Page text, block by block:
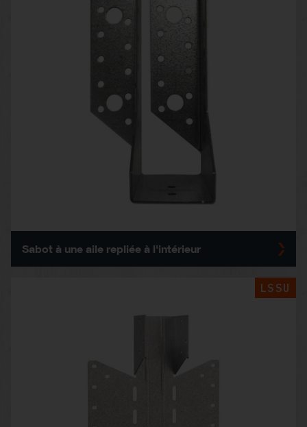
Sabot à une aile repliée à l'intérieur
LSSU